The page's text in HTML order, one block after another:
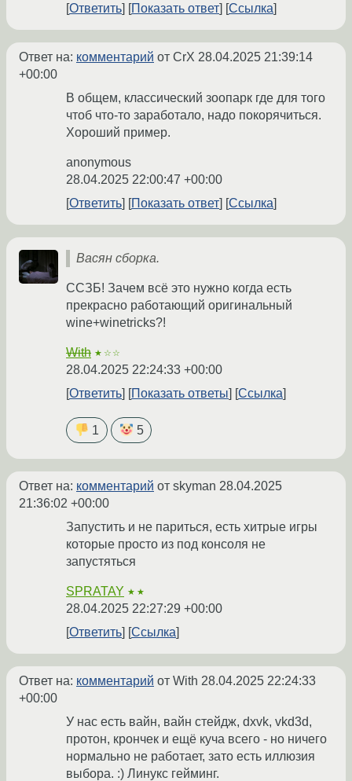
Ответить Показать ответ Ссылка
Ответ на: комментарий от CrX 28.04.2025 21:39:14
+00:00
В общем, классический зоопарк где для того
чтоб что-то заработало, надо покорячиться.
Хороший пример.
anonymous
28.04.2025 22:00:47 +00:00
Ответить
Показать ответ Ссылка
Васян сборка.
ССЗБ! Зачем всё это нужно когда есть
прекрасно работающий оригинальный
wine+winetricks?!
With ★☆☆
28.04.2025 22:24:33 +00:00
Ответить
Показать ответы Ссылка
1 5
Ответ на: комментарий от skyman 28.04.2025
21:36:02 +00:00
Запустить и не париться, есть хитрые игры
которые просто из под консоля не
запустяться
SPRATAY ★★
28.04.2025 22:27:29 +00:00
Ответить
Ссылка
Ответ на: комментарий от With 28.04.2025 22:24:33
+00:00
У нас есть вайн, вайн стейдж, dxvk, vkd3d,
протон, крончек и ещё куча всего - но ничего
нормально не работает, зато есть иллюзия
выбора. :) Линукс гейминг.